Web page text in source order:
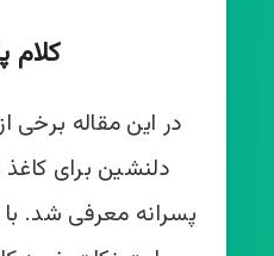
کلام
در این مقاله
دلنشین برای کاغذ
پسرانه معرفی شد.